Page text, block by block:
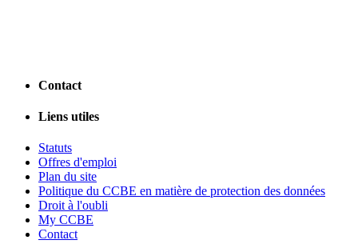
Contact
Liens utiles
Statuts
Offres d'emploi
Plan du site
Politique du CCBE en matière de protection des données
Droit à l'oubli
My CCBE
Contact